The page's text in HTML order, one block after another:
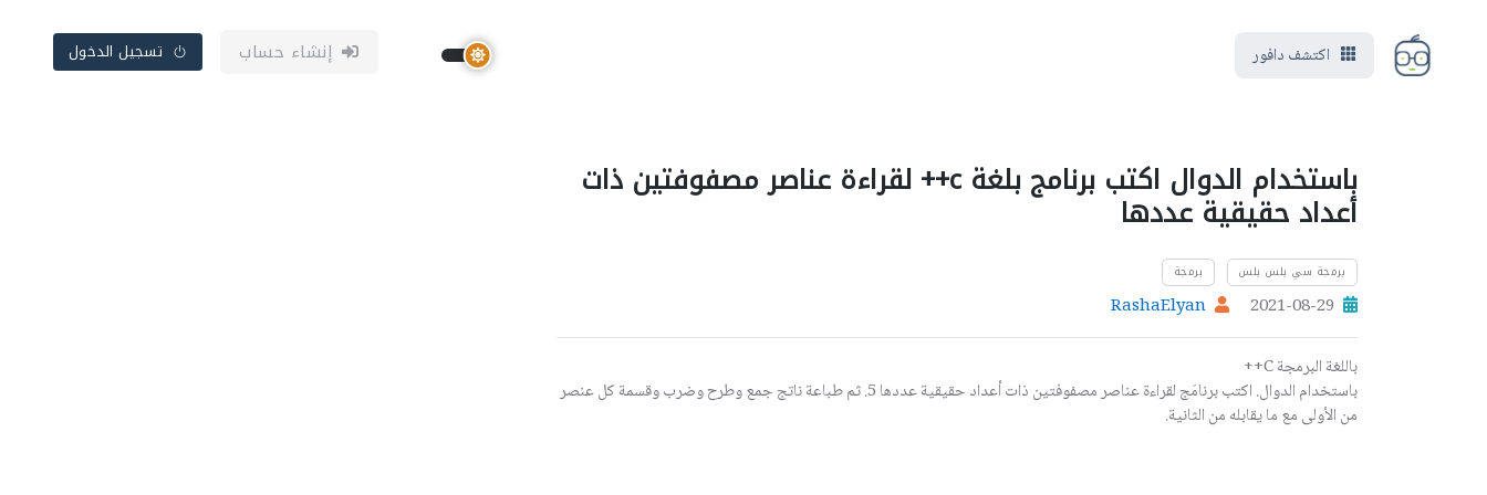
اكتشف دافور إنشاء حساب تسجيل الدخول
باستخدام الدوال اكتب برنامج بلغة c++ لقراءة عناصر مصفوفتين ذات
أعداد حقيقية عددها
برمجة سي بلس بلس برمجة
2021-08-29
RashaElyan
باللغة البرمجة C++
باستخدام الدوال. اكتب برنامَج لقراءة عناصر مصفوفتين ذات أعداد حقيقية عددها 5. ثم طباعة ناتج جمع وطرح وضرب وقسمة كل عنصر
من الأولى مع ما يقابله من الثانية.